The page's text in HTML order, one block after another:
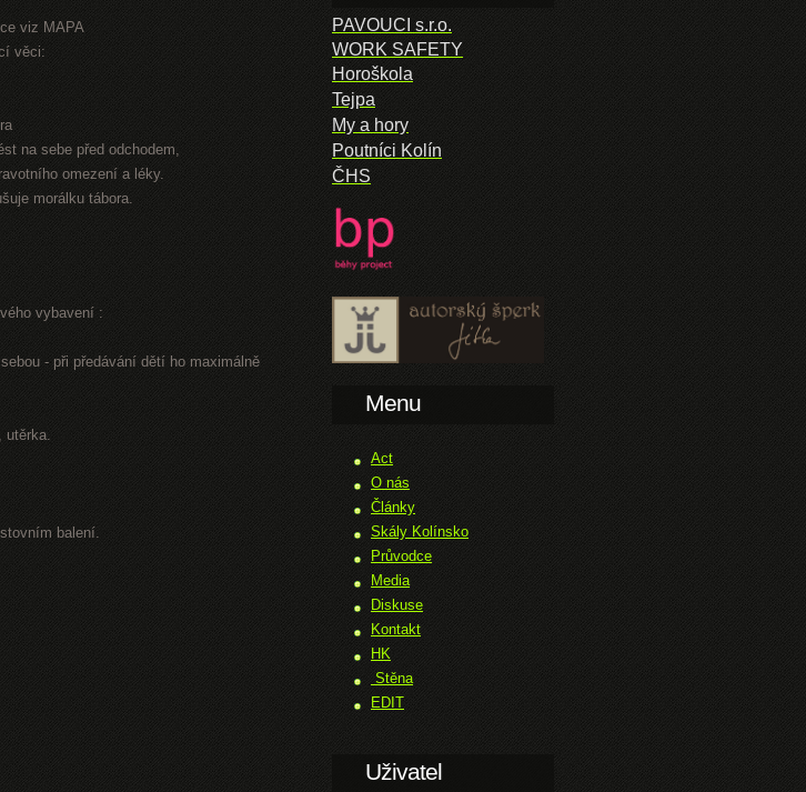
viz MAPA
věci:
na sebe před odchodem,
omezení a léky.
morálku tábora.
vybavení :
- při předávání dětí ho maximálně
utěrka.
balení.
PAVOUCI s.r.o.
WORK SAFETY
Horoškola
Tejpa
My a hory
Poutníci Kolín
ČHS
Menu
Act
O nás
Články
Skály Kolínsko
Průvodce
Media
Diskuse
Kontakt
HK
Stěna
EDIT
Uživatel